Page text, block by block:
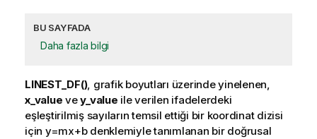
BU SAYFADA
Daha fazla bilgi
LINEST_DF(), grafik boyutları üzerinde yinelenen,
x_value vey_value ile verilen ifadelerdeki
eşleştirilmiş sayıların temsil ettiği bir koordinat dizisi
için y=mx+bdenklemiyle tanımlanan bir doğrusal